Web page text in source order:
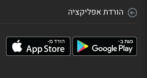
הורדת אפליקציה